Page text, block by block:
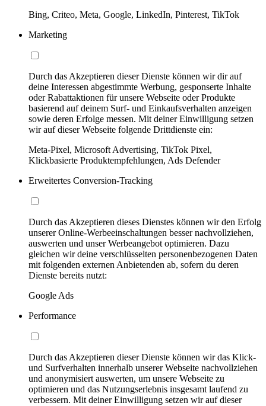
Bing, Criteo, Meta, Google, LinkedIn, Pinterest, TikTok
Marketing
Durch das Akzeptieren dieser Dienste können wir dir auf
deine Interessen abgestimmte Werbung, gesponserte Inhalte
oder Rabattaktionen für unsere Webseite oder Produkte
basierend auf deinem Surf- und Einkaufsverhalten anzeigen
sowie deren Erfolge messen. Mit deiner Einwilligung setzen
wir auf dieser Webseite folgende Drittdienste ein:
Meta-Pixel, Microsoft Advertising, TikTok Pixel,
Klickbasierte Produktempfehlungen, Ads Defender
Erweitertes Conversion-Tracking
Durch das Akzeptieren dieses Dienstes können wir den Erfolg
unserer Online-Werbeeinschaltungen besser nachvollziehen,
auswerten und unser Werbeangebot optimieren. Dazu
gleichen wir deine verschlüsselten personenbezogenen Daten
mit folgenden externen Anbietenden ab, sofern du deren
Dienste bereits nutzt:
Google Ads
Performance
Durch das Akzeptieren dieser Dienste können wir das Klick-
und Surfverhalten innerhalb unserer Webseite nachvollziehen
und anonymisiert auswerten, um unsere Webseite zu
optimieren und das Nutzungserlebnis insgesamt laufend zu
verbessern. Mit deiner Einwilligung setzen wir auf dieser